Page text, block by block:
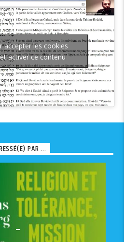
accepter les cookies
activer ce contenu
PAR ...
–